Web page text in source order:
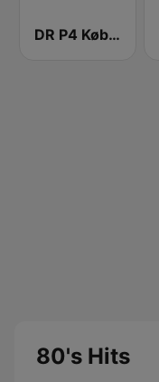
DR P4 København
80's Hits